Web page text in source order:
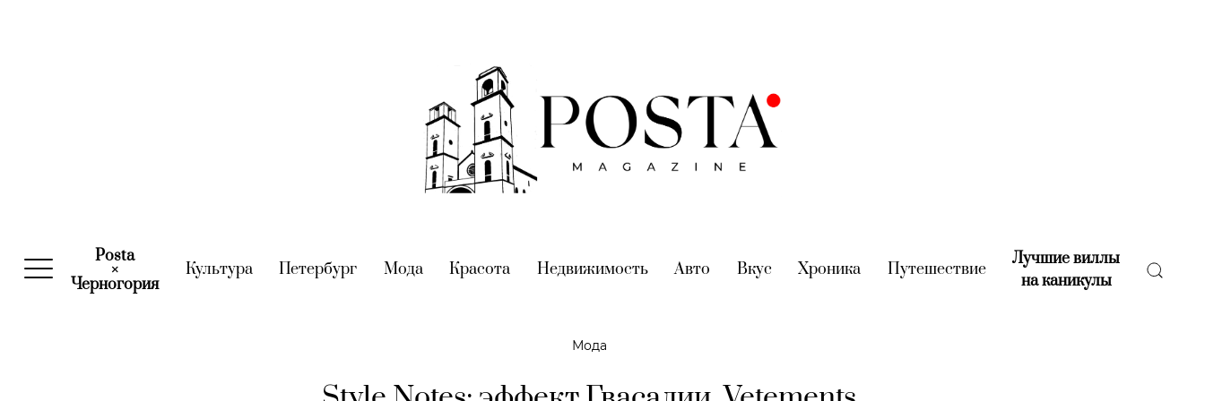
Posta
×
Черногория(current)
Культура(current)
Петербург (current)
Мода(current)
Красота (current)
Недвижимость(current)
Авто (current)
Вкус (current)
Хроника (current)
Путешествие(current)
Лучшие виллы
на каникулы(current)
Мода